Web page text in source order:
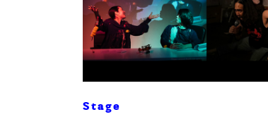
Stage